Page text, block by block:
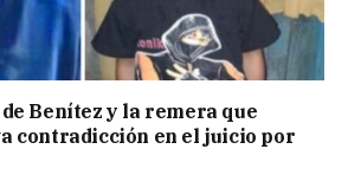
Benítez y la remera que
contradicción en el juicio por